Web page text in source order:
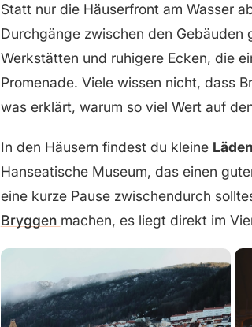
Statt nur die Häuserfront am Wasser
Durchgänge zwischen den Gebäuden
Werkstätten und ruhigere Ecken, die
Promenade. Viele wissen nicht, dass
was erklärt, warum so viel Wert auf
In den Häusern findest du kleine Läden
Hanseatische Museum, das einen
eine kurze Pause zwischendurch
Bryggen machen, es liegt direkt im